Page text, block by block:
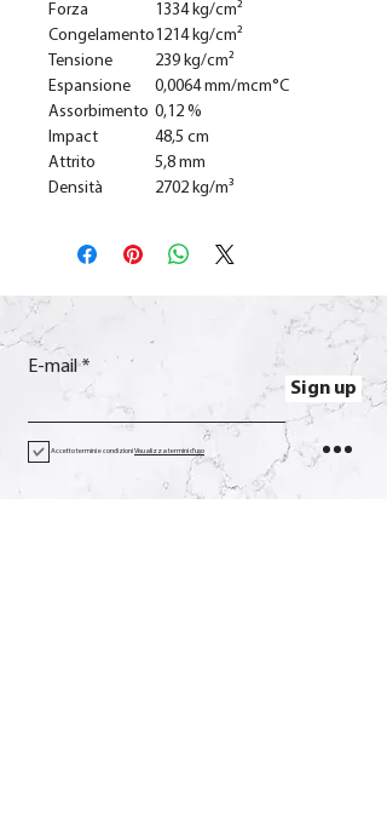
Forza
1334 kg/cm²
Congelamento 1214 kg/cm²
Tensione
239 kg/cm²
Espansione
0,0064 mm/mcm°C
Assorbimento 0,12 %
Impact
48,5 cm
Attrito
5,8 mm
Densità
2702 kg/m³
E-mail
Sign up
Accetto termini e condizioniVisualizza termini d'uso